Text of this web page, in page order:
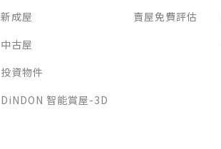
新成屋
中古屋
投資物件
DiNDON 智能賞屋-3D
賣屋免費評估